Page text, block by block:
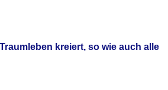
kreiert, so wie auch alle